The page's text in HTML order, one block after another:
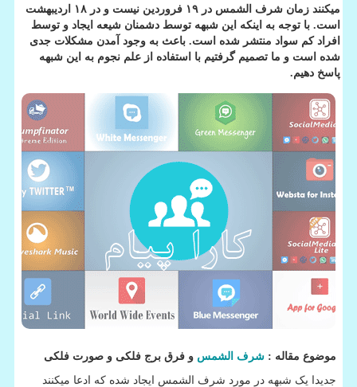
میكنند زمان شرف الشمس در ۱۹ فروردین نیست و در ۱۸ اردیبهشت
است. با توجه به اینكه این شبهه توسط دشمنان شیعه ایجاد و توسط
افراد كم سواد منتشر شده است. باعث به وجود آمدن مشكلات جدی
شده است و ما تصمیم گرفتیم با استفاده از علم نجوم به این شبهه
پاسخ دهیم.
موضوع مقاله : شرف الشمس و فرق برج فلکی و صورت فلکی
جدیدا یک شبهه در مورد شرف الشمس ایجاد شده که ادعا میکنند